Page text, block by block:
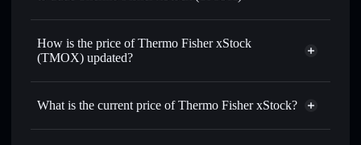
How is the price of Thermo Fisher xStock
(TMOX) updated?
Thermo Fisher xStock
What is the current price of Thermo Fisher xStock?
Thermo Fisher xStock $579.13